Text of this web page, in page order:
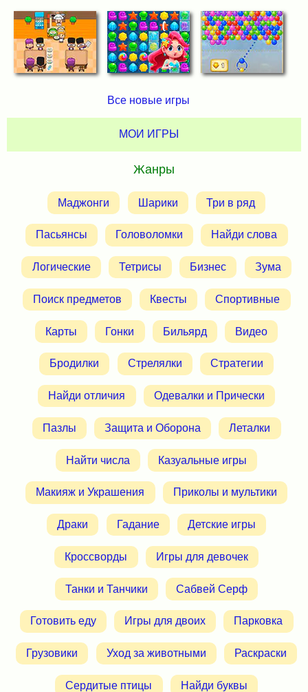
Все новые игры
МОИ ИГРЫ
Жанры
Маджонги Шарики Три в ряд
Пасьянсы Головоломки Найди слова
Логические Тетрисы Бизнес Зума
Поиск предметов Квесты Спортивные
Карты Гонки Бильярд Видео
Бродилки Стрелялки Стратегии
Найди отличия Одевалки и Прически
Пазлы Защита и Оборона Леталки
Найти числа Казуальные игры
Макияж и Украшения Приколы и мультики
Драки Гадание Детские игры
Кроссворды Игры для девочек
Танки и Танчики Сабвей Серф
Готовить еду Игры для двоих Парковка
Грузовики Уход за животными Раскраски
Сердитые птицы Найди буквы